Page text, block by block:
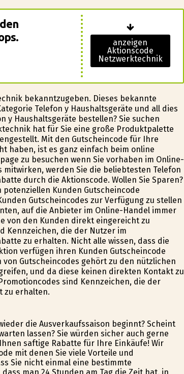
anzeigen
Aktionscode
Netzwerktechnik
bekanntzugeben. Dieses bekannte
Telefon y Haushaltsgeräte und all dies
y Haushaltsgeräte bestellen? Sie suchen
hat für Sie eine große Produktpalette
Mit den Gutscheincode für Ihre
haben, ist es ganz einfach beim online
zu besuchen wenn Sie vorhaben im Online-
werden Sie die beliebtesten Telefon
durch die Aktionscode. Wollen Sie Sparen?
Kunden Gutscheincode
Gutscheincodes zur Verfügung zu stellen
auf die Anbieter im Online-Handel immer
von den Kunden direkt eingereicht zu
Kennzeichen, die der Nutzer im
zu erhalten. Nicht alle wissen, dass die
verfügen ihren Kunden Gutscheincode
Gutscheincodes gehört zu den nützlichen
und da diese keinen direkten Kontakt zu
sind Kennzeichen, die der
zu erhalten.
die Ausverkaufssaison beginnt? Scheint
lassen? Sie würden sicher auch gerne
saftige Rabatte für Ihre Einkäufe! Wir
mit denen Sie viele Vorteile und
Sie nicht einmal eine bestimmte
man 24 Stunden am Tag die Zeit hat, in